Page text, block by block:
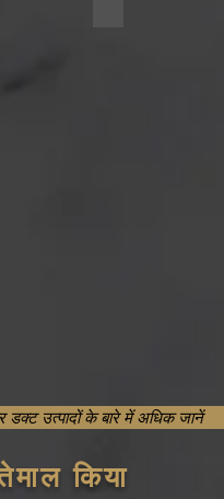
डक्ट उत्पादों के बारे में अधिक जानें
किया